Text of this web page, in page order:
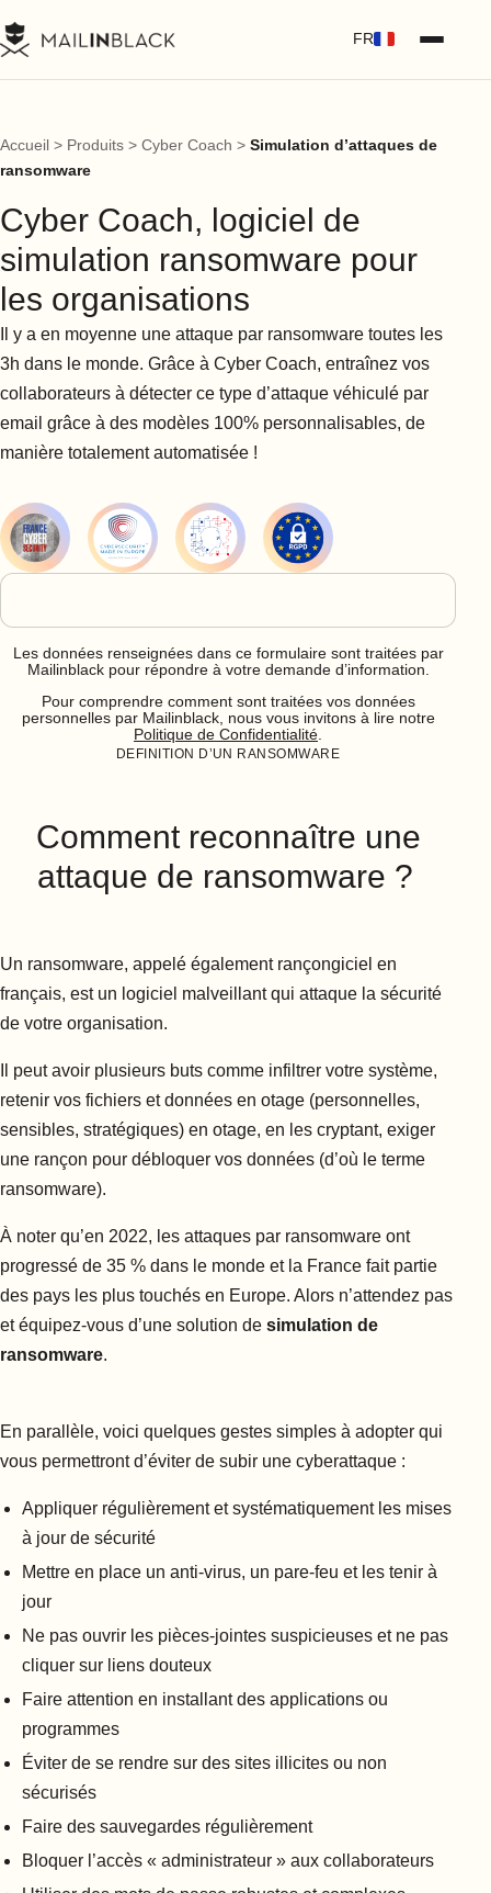
FR
Accueil > Produits > Cyber Coach > Simulation d’attaques de
ransomware
Cyber Coach, logiciel de
simulation ransomware pour
les organisations
Il y a en moyenne une attaque par ransomware toutes les
3h dans le monde. Grâce à Cyber Coach, entraînez vos
collaborateurs à détecter ce type d’attaque véhiculé par
email grâce à des modèles 100% personnalisables, de
manière totalement automatisée !
Les données renseignées dans ce formulaire sont traitées par
Mailinblack pour répondre à votre demande d’information.
Pour comprendre comment sont traitées vos données
personnelles par Mailinblack, nous vous invitons à lire notre
Politique de Confidentialité
DEFINITION D’UN RANSOMWARE
Comment reconnaître une
attaque de ransomware ?
Un ransomware, appelé également rançongiciel en
français, est un logiciel malveillant qui attaque la sécurité
de votre organisation.
Il peut avoir plusieurs buts comme infiltrer votre système,
retenir vos fichiers et données en otage (personnelles,
sensibles, stratégiques) en otage, en les cryptant, exiger
une rançon pour débloquer vos données (d’où le terme
ransomware).
À noter qu’en 2022, les attaques par ransomware ont
progressé de 35 % dans le monde et la France fait partie
des pays les plus touchés en Europe. Alors n’attendez pas
et équipez-vous d’une solution de simulation de
ransomware.
En parallèle, voici quelques gestes simples à adopter qui
vous permettront d’éviter de subir une cyberattaque :
Appliquer régulièrement et systématiquement les mises
à jour de sécurité
Mettre en place un anti-virus, un pare-feu et les tenir à
jour
Ne pas ouvrir les pièces-jointes suspicieuses et ne pas
cliquer sur liens douteux
Faire attention en installant des applications ou
programmes
Éviter de se rendre sur des sites illicites ou non
sécurisés
Faire des sauvegardes régulièrement
Bloquer l’accès « administrateur » aux collaborateurs